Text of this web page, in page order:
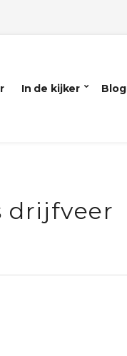
In de kijker Blog
drijfveer